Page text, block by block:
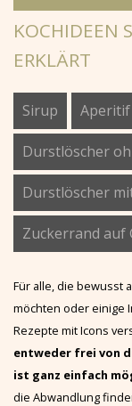
KOCHIDEEN
ERKLÄRT
Sirup Aperitif
Durstlöscher
Durstlöscher
Zuckerrand auf
Für alle, die bewusst
möchten oder einige
Rezepte mit Icons
entweder frei von
ist ganz einfach
die Abwandlung